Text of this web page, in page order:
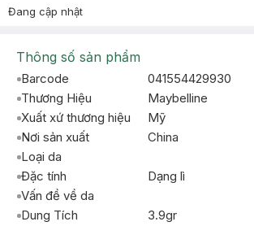
Đang cập nhật
Thông số sản phẩm
Barcode
041554429930
Thương Hiệu
Maybelline
Xuất xứ thương hiệu
Mỹ
Nơi sản xuất
China
Loại da
Đặc tính
Dạng lì
Vấn đề về da
Dung Tích
3.9gr